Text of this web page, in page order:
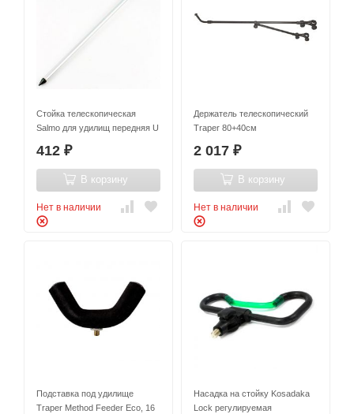
Стойка телескопическая
Salmo для удилищ передняя U
412 ₽
В корзину
Нет в наличии
Держатель телескопический
Traper 80+40см
2 017 ₽
В корзину
Нет в наличии
Подставка под удилище
Traper Method Feeder Eco, 16
Насадка на стойку Kosadaka
Lock регулируемая